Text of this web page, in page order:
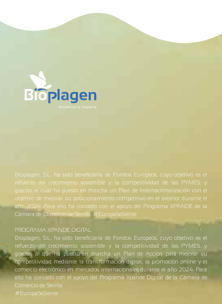
Bioplagen, S.L. ha sido beneficiaria de Fondos Europeos, cuyo objetivo es el
refuerzo del crecimiento sostenible y la competitividad de las PYMES, y
gracias al cual ha puesto en marcha un Plan de Internacionalización con el
objetivo de mejorar su posicionamiento competitivo en el exterior durante el
año 2024. Para ello ha contado con el apoyo del Programa XPANDE de la
Cámara de Comercio de Sevilla. #EuropaSeSiente
PROGRAMA XPANDE DIGITAL
Bioplagen, S.L. ha sido beneficiaria de Fondos Europeos, cuyo objetivo es el
refuerzo del crecimiento sostenible y la competitividad de las PYMES, y
gracias al que ha puesto en marcha un Plan de Acción para mejorar su
competitividad mediante la transformación digital, la promoción online y el
comercio electrónico en mercados internacionales durante el año 2024. Para
ello ha contado con el apoyo del Programa Xpande Digital de la Cámara de
Comercio de Sevilla.
#EuropaSeSiente